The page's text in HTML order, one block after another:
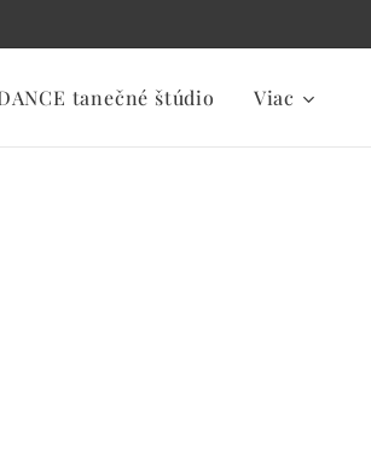
tanečné štúdio Viac